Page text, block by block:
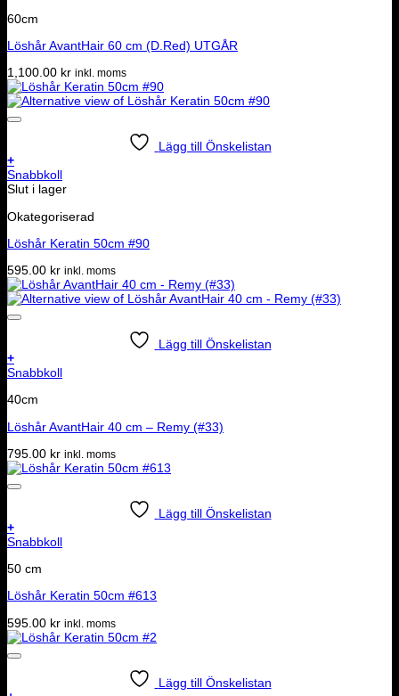
60cm
Löshår AvantHair 60 cm (D.Red) UTGÅR
1,100.00 kr inkl. moms
Lägg till Önskelistan
+
Snabbkoll
Slut i lager
Okategoriserad
Löshår Keratin 50cm #90
595.00 kr inkl. moms
Lägg till Önskelistan
+
Snabbkoll
40cm
Löshår AvantHair 40 cm – Remy (#33)
795.00 kr inkl. moms
Lägg till Önskelistan
+
Snabbkoll
50 cm
Löshår Keratin 50cm #613
595.00 kr inkl. moms
Lägg till Önskelistan